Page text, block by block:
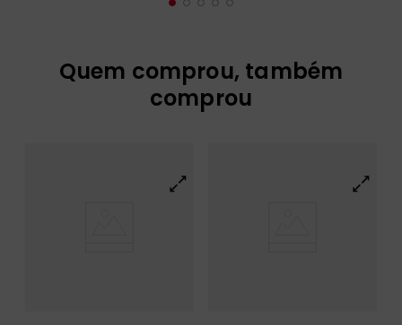
Quem comprou, também
comprou